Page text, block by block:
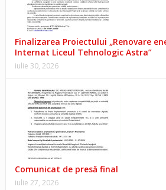
Finalizarea Proiectului „Renovare
Internat Liceul Tehnologic Astra”
iulie 30, 2026
Comunicat de presă final
iulie 27, 2026